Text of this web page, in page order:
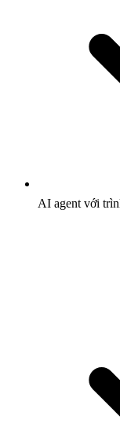
AI agent với